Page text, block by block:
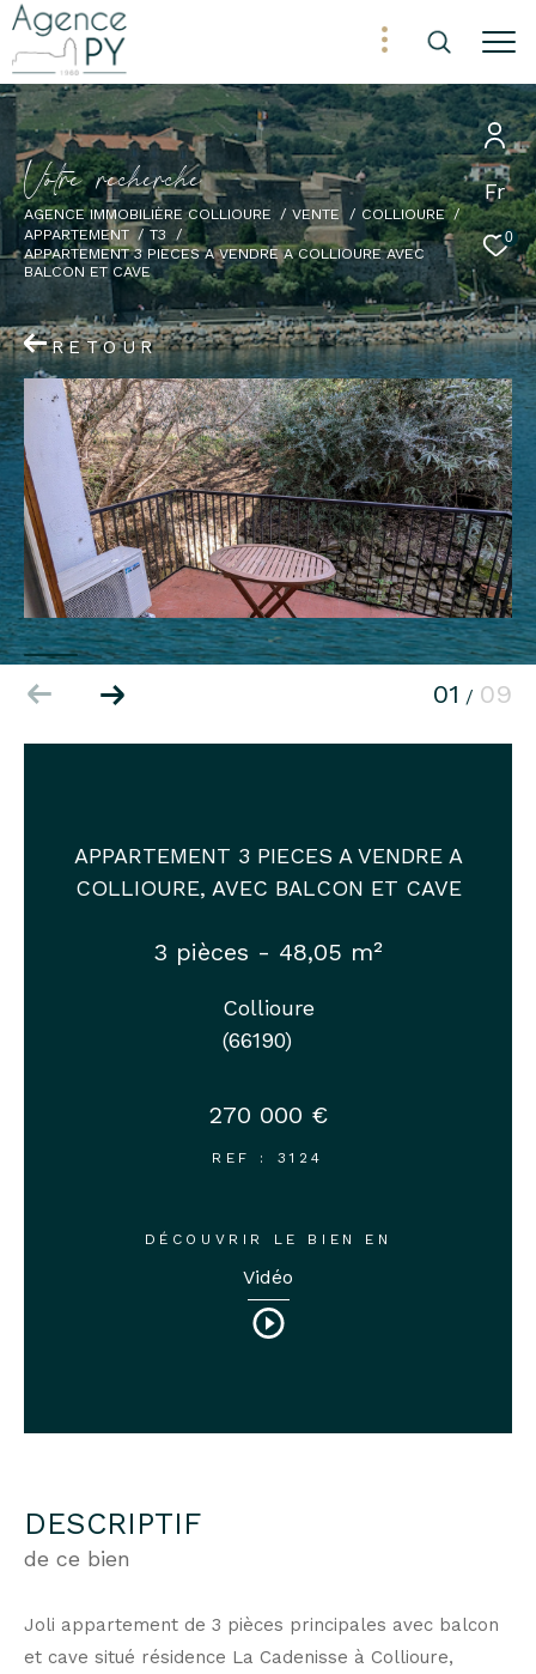
Fr
0
Votre recherche
AGENCE IMMOBILIÈRE COLLIOURE VENTE
COLLIOURE
APPARTEMENT
T3
APPARTEMENT 3 PIECES A VENDRE A COLLIOURE AVEC
BALCON ET CAVE
RETOUR
01 / 09
APPARTEMENT 3 PIECES A VENDRE A
COLLIOURE, AVEC BALCON ET CAVE
3 pièces - 48,05 m²
Collioure
(66190)
270 000 €
REF : 3124
DÉCOUVRIR LE BIEN EN
Vidéo
DESCRIPTIF
de ce bien
Joli appartement de 3 pièces principales avec balcon
et cave situé résidence La Cadenisse à Collioure,